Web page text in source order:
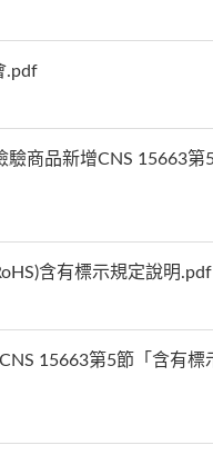
.pdf
商品新增CNS 15663第
含有標示規定說明.pdf
15663第5節「含有標